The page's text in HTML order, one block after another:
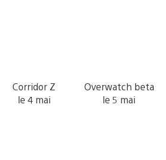
Corridor Z
le 4 mai
Overwatch beta
le 5 mai